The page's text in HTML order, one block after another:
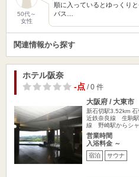
50代～
女性
順に入っているとゆっくり
バス…
関連情報から探す
ホテル阪奈
-点/ 0 件
大阪府 / 大東市
新石切駅3.52km 石
近鉄奈良線 生駒
線 野崎駅からシ
営業時間
入浴料金 ～
宿泊 サウナ